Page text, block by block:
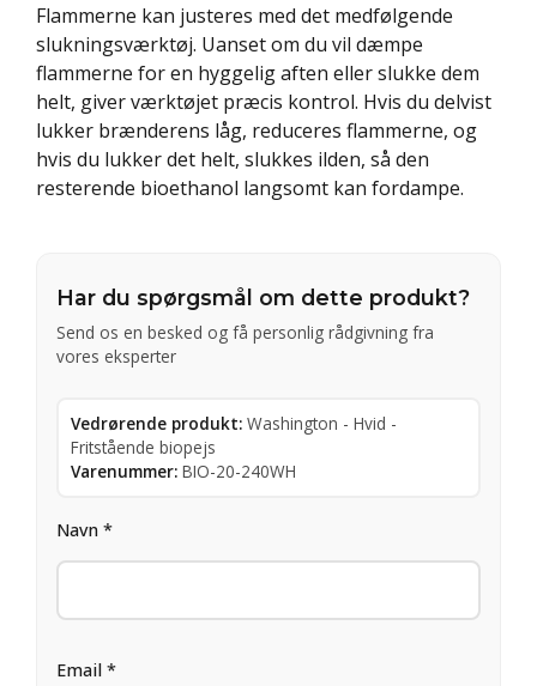
Flammerne kan justeres med det medfølgende
slukningsværktøj. Uanset om du vil dæmpe
flammerne for en hyggelig aften eller slukke dem
helt, giver værktøjet præcis kontrol. Hvis du delvist
lukker brænderens låg, reduceres flammerne, og
hvis du lukker det helt, slukkes ilden, så den
resterende bioethanol langsomt kan fordampe.
Har du spørgsmål om dette produkt?
Send os en besked og få personlig rådgivning fra
vores eksperter
Vedrørende produkt: Washington - Hvid -
Fritstående biopejs
Varenummer: BIO-20-240WH
Navn *
Email *